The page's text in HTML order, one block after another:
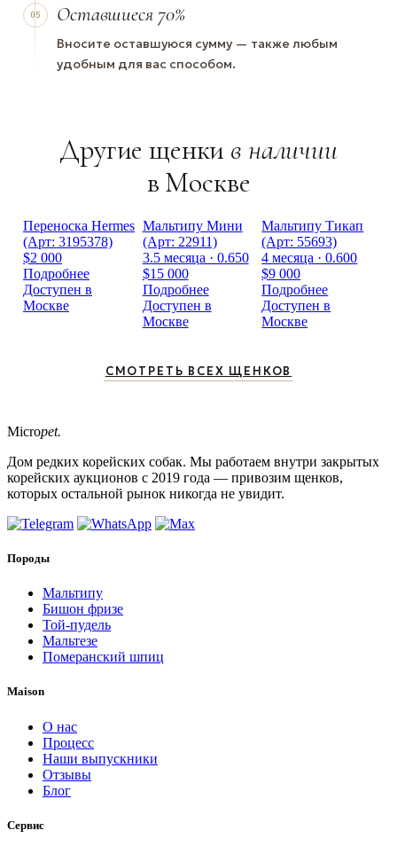
05 Оставшиеся 70%
Вносите оставшуюся сумму — также любым
удобным для вас способом.
Другие щенки в наличии
в Москве
Переноска Hermes
(Арт: 3195378)
$2 000
Подробнее
Доступен в
Москве
Мальтипу Мини
(Арт: 22911)
3.5 месяца · 0.650
$15 000
Подробнее
Доступен в
Москве
Мальтипу Тикап
(Арт: 55693)
4 месяца · 0.600
$9 000
Подробнее
Доступен в
Москве
СМОТРЕТЬ ВСЕХ ЩЕНКОВ
Micropet.
Дом редких корейских собак. Мы работаем внутри закрытых
корейских аукционов с 2019 года — привозим щенков,
которых остальной рынок никогда не увидит.
Породы
Мальтипу
Бишон фризе
Той-пудель
Мальтезе
Померанский шпиц
Maison
О нас
Процесс
Наши выпускники
Отзывы
Блог
Сервис